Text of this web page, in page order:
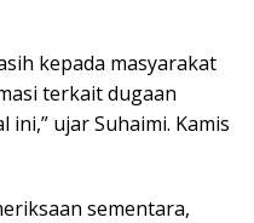
kepada masyarakat
terkait dugaan
ujar Suhaimi. Kamis
sementara,